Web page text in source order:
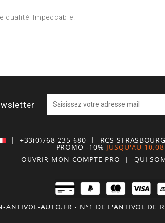
qualité. Impeccable.
| +33(0)768 235 680 | RCS
PROMO -10% JUSQU'AU
OUVRIR MON COMPTE PRO | QUI
ANTIVOL-AUTO.FR - N°1 DE L'ANTIVOL DE